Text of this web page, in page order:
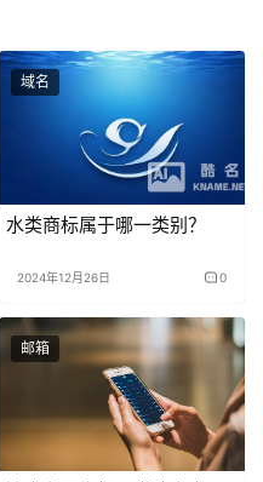
域名
水类商标属于哪一类别？
2024年12月26日 0
邮箱